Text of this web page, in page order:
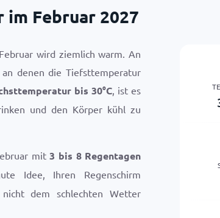
im Februar 2027
wird ziemlich warm. An
denen die Tiefsttemperatur
bis 30°C, ist es
und den Körper kühl zu
mit3 bis 8 Regentagen
Idee, Ihren Regenschirm
dem schlechten Wetter